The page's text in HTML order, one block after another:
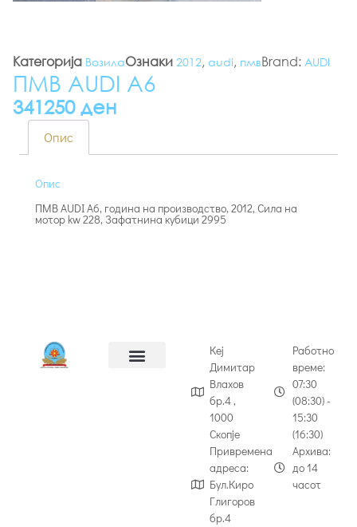
Категорија ВозилаОзнаки 2012, audi, пмвBrand: AUDI
ПМВ AUDI A6
341250 ден
Опис
Опис
ПМВ AUDI A6, година на производство, 2012, Сила на
мотор kw 228, Зафатнина кубици 2995
Кеј
Димитар
Влахов
бр.4 ,
1000
Скопје
Привремена
адреса:
Бул.Киро
Глигоров
бр.4
Работно
време:
07:30
(08:30) -
15:30
(16:30)
Архива:
до 14
часот